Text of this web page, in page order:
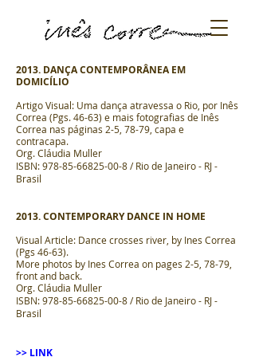
2013. DANÇA CONTEMPORÂNEA EM
DOMICÍLIO
Artigo Visual: Uma dança atravessa o Rio, por Inês
Correa (Pgs. 46-63) e mais fotografias de Inês
Correa nas páginas 2-5, 78-79, capa e
contracapa.
Org. Cláudia Muller
ISBN:978-85-66825-00-8/ Rio de Janeiro - RJ -
Brasil
2013. CONTEMPORARY DANCE IN HOME
Visual Article: Dance crosses river, by Ines Correa
(Pgs 46-63).
More photos by Ines Correa on pages 2-5, 78-79,
front and back.
Org. Cláudia Muller
ISBN:978-85-66825-00-8/ Rio de Janeiro - RJ -
Brasil
>> LINK